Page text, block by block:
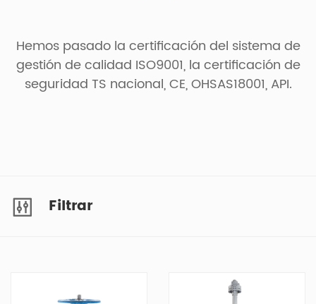
Hemos pasado la certificación del sistema de
gestión de calidad ISO9001, la certificación de
seguridad TS nacional, CE, OHSAS18001, API.
Filtrar